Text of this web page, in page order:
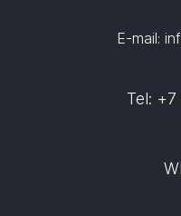
E-mail:
Tel: +7